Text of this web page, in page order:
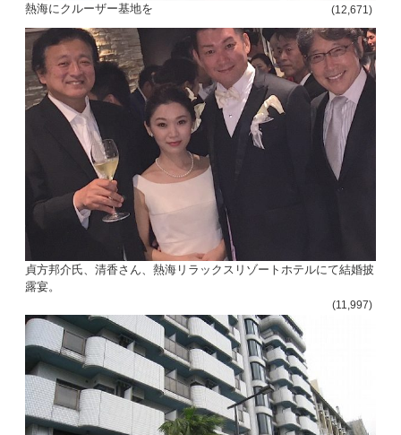
熱海にクルーザー基地を (12,671)
貞方邦介氏、清香さん、熱海リラックスリゾートホテルにて結婚披
露宴。
(11,997)